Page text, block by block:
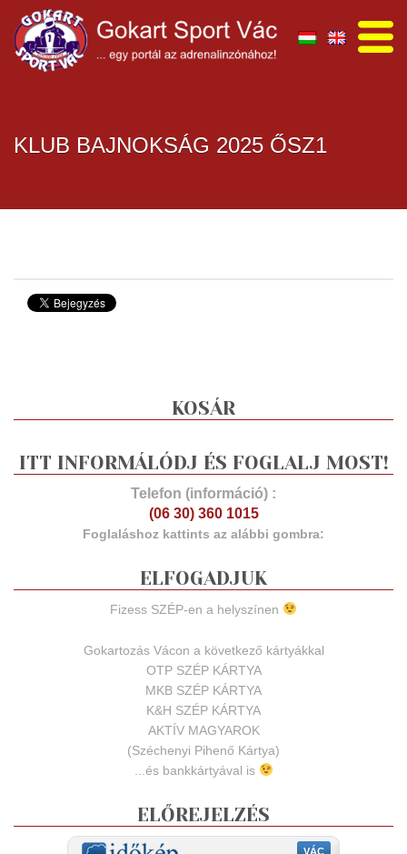
KLUB BAJNOKSÁG 2025 ŐSZ1
KOSÁR
ITT INFORMÁLÓDJ ÉS FOGLALJ MOST!
Telefon (információ) :
(06 30) 360 1015
Foglaláshoz kattints az alábbi gombra:
ELFOGADJUK
Fizess SZÉP-en a helyszínen
Gokartozás Vácon a következő kártyákkal
OTP SZÉP KÁRTYA
MKB SZÉP KÁRTYA
K&H SZÉP KÁRTYA
AKTÍV MAGYAROK
(Széchenyi Pihenő Kártya)
...és bankkártyával is
ELŐREJELZÉS